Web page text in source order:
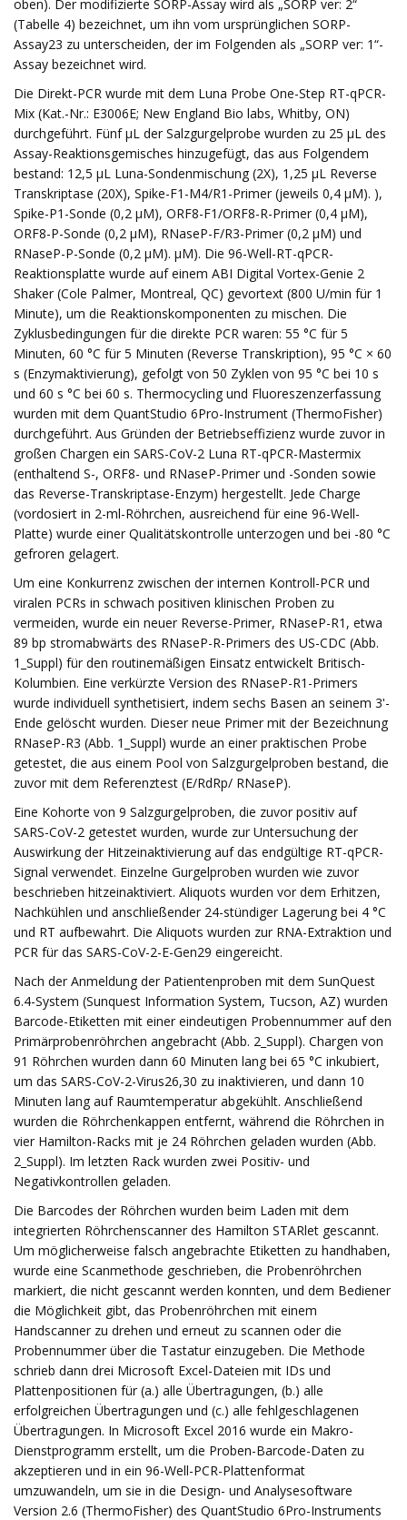
oben). Der modifizierte SORP-Assay wird als „SORP ver: 2“
(Tabelle 4) bezeichnet, um ihn vom ursprünglichen SORP-
Assay23 zu unterscheiden, der im Folgenden als „SORP ver: 1“-
Assay bezeichnet wird.
Die Direkt-PCR wurde mit dem Luna Probe One-Step RT-qPCR-
Mix (Kat.-Nr.: E3006E; New England Bio labs, Whitby, ON)
durchgeführt. Fünf μL der Salzgurgelprobe wurden zu 25 μL des
Assay-Reaktionsgemisches hinzugefügt, das aus Folgendem
bestand: 12,5 μL Luna-Sondenmischung (2X), 1,25 μL Reverse
Transkriptase (20X), Spike-F1-M4/R1-Primer (jeweils 0,4 μM). ),
Spike-P1-Sonde (0,2 μM), ORF8-F1/ORF8-R-Primer (0,4 μM),
ORF8-P-Sonde (0,2 μM), RNaseP-F/R3-Primer (0,2 μM) und
RNaseP-P-Sonde (0,2 μM). μM). Die 96-Well-RT-qPCR-
Reaktionsplatte wurde auf einem ABI Digital Vortex-Genie 2
Shaker (Cole Palmer, Montreal, QC) gevortext (800 U/min für 1
Minute), um die Reaktionskomponenten zu mischen. Die
Zyklusbedingungen für die direkte PCR waren: 55 °C für 5
Minuten, 60 °C für 5 Minuten (Reverse Transkription), 95 °C × 60
s (Enzymaktivierung), gefolgt von 50 Zyklen von 95 °C bei 10 s
und 60 s °C bei 60 s. Thermocycling und Fluoreszenzerfassung
wurden mit dem QuantStudio 6Pro-Instrument (ThermoFisher)
durchgeführt. Aus Gründen der Betriebseffizienz wurde zuvor in
großen Chargen ein SARS-CoV-2 Luna RT-qPCR-Mastermix
(enthaltend S-, ORF8- und RNaseP-Primer und -Sonden sowie
das Reverse-Transkriptase-Enzym) hergestellt. Jede Charge
(vordosiert in 2-ml-Röhrchen, ausreichend für eine 96-Well-
Platte) wurde einer Qualitätskontrolle unterzogen und bei -80 °C
gefroren gelagert.
Um eine Konkurrenz zwischen der internen Kontroll-PCR und
viralen PCRs in schwach positiven klinischen Proben zu
vermeiden, wurde ein neuer Reverse-Primer, RNaseP-R1, etwa
89 bp stromabwärts des RNaseP-R-Primers des US-CDC (Abb.
1_Suppl) für den routinemäßigen Einsatz entwickelt Britisch-
Kolumbien. Eine verkürzte Version des RNaseP-R1-Primers
wurde individuell synthetisiert, indem sechs Basen an seinem 3ʹ-
Ende gelöscht wurden. Dieser neue Primer mit der Bezeichnung
RNaseP-R3 (Abb. 1_Suppl) wurde an einer praktischen Probe
getestet, die aus einem Pool von Salzgurgelproben bestand, die
zuvor mit dem Referenztest (E/RdRp/ RNaseP).
Eine Kohorte von 9 Salzgurgelproben, die zuvor positiv auf
SARS-CoV-2 getestet wurden, wurde zur Untersuchung der
Auswirkung der Hitzeinaktivierung auf das endgültige RT-qPCR-
Signal verwendet. Einzelne Gurgelproben wurden wie zuvor
beschrieben hitzeinaktiviert. Aliquots wurden vor dem Erhitzen,
Nachkühlen und anschließender 24-stündiger Lagerung bei 4 °C
und RT aufbewahrt. Die Aliquots wurden zur RNA-Extraktion und
PCR für das SARS-CoV-2-E-Gen29 eingereicht.
Nach der Anmeldung der Patientenproben mit dem SunQuest
6.4-System (Sunquest Information System, Tucson, AZ) wurden
Barcode-Etiketten mit einer eindeutigen Probennummer auf den
Primärprobenröhrchen angebracht (Abb. 2_Suppl). Chargen von
91 Röhrchen wurden dann 60 Minuten lang bei 65 °C inkubiert,
um das SARS-CoV-2-Virus26,30 zu inaktivieren, und dann 10
Minuten lang auf Raumtemperatur abgekühlt. Anschließend
wurden die Röhrchenkappen entfernt, während die Röhrchen in
vier Hamilton-Racks mit je 24 Röhrchen geladen wurden (Abb.
2_Suppl). Im letzten Rack wurden zwei Positiv- und
Negativkontrollen geladen.
Die Barcodes der Röhrchen wurden beim Laden mit dem
integrierten Röhrchenscanner des Hamilton STARlet gescannt.
Um möglicherweise falsch angebrachte Etiketten zu handhaben,
wurde eine Scanmethode geschrieben, die Probenröhrchen
markiert, die nicht gescannt werden konnten, und dem Bediener
die Möglichkeit gibt, das Probenröhrchen mit einem
Handscanner zu drehen und erneut zu scannen oder die
Probennummer über die Tastatur einzugeben. Die Methode
schrieb dann drei Microsoft Excel-Dateien mit IDs und
Plattenpositionen für (a.) alle Übertragungen, (b.) alle
erfolgreichen Übertragungen und (c.) alle fehlgeschlagenen
Übertragungen. In Microsoft Excel 2016 wurde ein Makro-
Dienstprogramm erstellt, um die Proben-Barcode-Daten zu
akzeptieren und in ein 96-Well-PCR-Plattenformat
umzuwandeln, um sie in die Design- und Analysesoftware
Version 2.6 (ThermoFisher) des QuantStudio 6Pro-Instruments